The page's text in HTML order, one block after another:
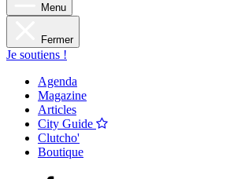
Menu
Fermer
Je soutiens !
Agenda
Magazine
Articles
City Guide
Clutcho'
Boutique